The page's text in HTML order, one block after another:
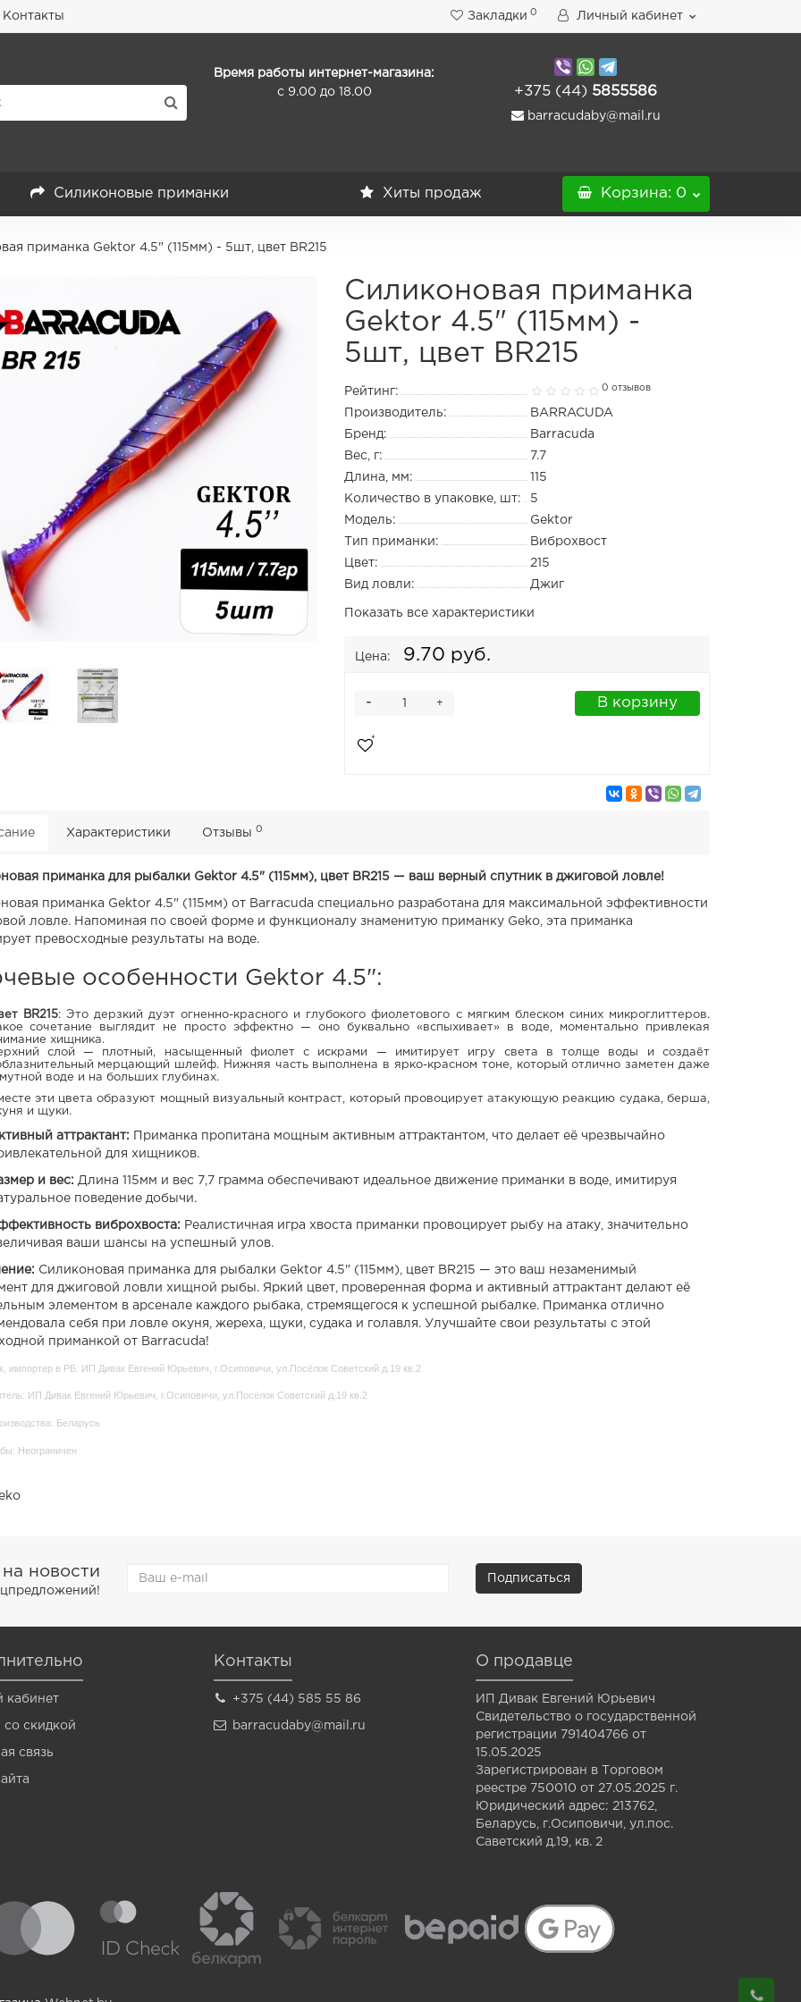
Контакты Закладки 0 Личный кабинет
Время работы интернет-магазина:
с 9.00 до 18.00
+375 (44) 5855586
barracudaby@mail.ru
Силиконовые приманки Хиты продаж Корзина: 0
приманка Gektor 4.5" (115мм) - 5шт, цвет BR215
Силиконовая приманка
Gektor 4.5" (115мм) -
5шт, цвет BR215
Рейтинг: 0 отзывов
Производитель:
BARRACUDA
Бренд:
Barracuda
Вес, г:
7.7
Длина, мм:
115
Количество в упаковке, шт:
5
Модель:
Gektor
Тип приманки:
Виброхвост
Цвет:
215
Вид ловли:
Джиг
Показать все характеристики
Цена: 9.70 руб.
+
- В корзину
Характеристики Отзывы 0
приманка для рыбалки Gektor 4.5" (115мм), цвет BR215 — ваш верный спутник в джиговой ловле!
приманка Gektor 4.5" (115мм) от Barracuda специально разработана для максимальной эффективности
ловле. Напоминая по своей форме и функционалу знаменитую приманку Geko, эта приманка
превосходные результаты на воде.
особенности Gektor 4.5":
BR215: Это дерзкий дуэт огненно-красного и глубокого фиолетового с мягким блеском синих микроглиттеров.
сочетание выглядит не просто эффектно — оно буквально «вспыхивает» в воде, моментально привлекая
хищника.
слой — плотный, насыщенный фиолет с искрами — имитирует игру света в толще воды и создаёт
мерцающий шлейф. Нижняя часть выполнена в ярко-красном тоне, который отлично заметен даже
воде и на больших глубинах.
эти цвета образуют мощный визуальный контраст, который провоцирует атакующую реакцию судака, берша,
и щуки.
аттрактант: Приманка пропитана мощным активным аттрактантом, что делает её чрезвычайно
для хищников.
и вес: Длина 115мм и вес 7,7 грамма обеспечивают идеальное движение приманки в воде, имитируя
поведение добычи.
виброхвоста: Реалистичная игра хвоста приманки провоцирует рыбу на атаку, значительно
ваши шансы на успешный улов.
Силиконовая приманка для рыбалки Gektor 4.5" (115мм), цвет BR215 — это ваш незаменимый
для джиговой ловли хищной рыбы. Яркий цвет, проверенная форма и активный аттрактант делают её
элементом в арсенале каждого рыбака, стремящегося к успешной рыбалке. Приманка отлично
себя при ловле окуня, жереха, щуки, судака и голавля. Улучшайте свои результаты с этой
приманкой от Barracuda!
импортер в РБ: ИП Дивак Евгений Юрьевич, г.Осиповичи, ул.Посёлок Советский д.19 кв.2
ИП Дивак Евгений Юрьевич, г.Осиповичи, ул.Посёлок Советский д.19 кв.2
Беларусь
Неограничен
на новости Подписаться
кабинет
со скидкой
связь
Контакты
+375 (44) 585 55 86
barracudaby@mail.ru
О продавце
ИП Дивак Евгений Юрьевич
Свидетельство о государственной
регистрации 791404766 от
15.05.2025
Зарегистрирован в Торговом
реестре 750010 от 27.05.2025 г.
Юридический адрес: 213762,
Беларусь, г.Осиповичи, ул.пос.
Саветский д.19, кв. 2